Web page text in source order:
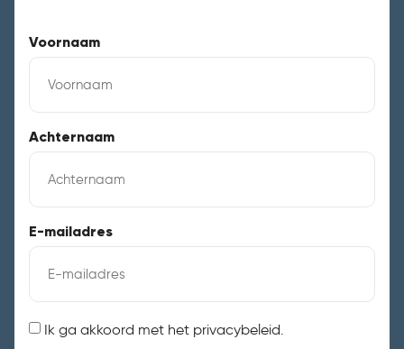
Voornaam
Achternaam
E-mailadres
Instemming
Ik ga akkoord met het privacybeleid.